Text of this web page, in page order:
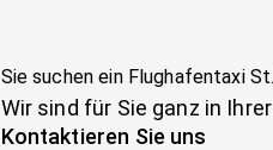
Sie suchen ein Flughafentaxi
Wir sind für Sie ganz in
Kontaktieren Sie uns